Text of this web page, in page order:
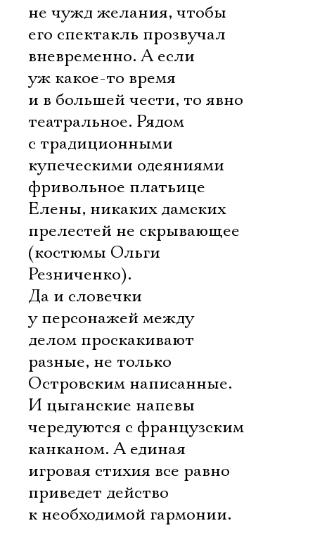
не чужд желания, чтобы
его спектакль прозвучал
вневременно. А если
уж какое-то время
и в большей чести, то явно
театральное. Рядом
с традиционными
купеческими одеяниями 
фривольное платьице
Елены, никаких дамских
прелестей не скрывающее
(костюмы Ольги
Резниченко).
Да и словечки
у персонажей между
делом проскакивают
разные, не только
Островским написанные.
И цыганские напевы
чередуются с французским
канканом. А единая
игровая стихия все равно
приведет действо
к необходимой гармонии.